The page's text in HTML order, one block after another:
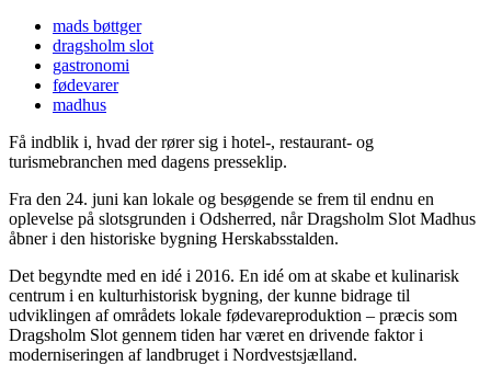
mads bøttger
dragsholm slot
gastronomi
fødevarer
madhus
Få indblik i, hvad der rører sig i hotel-, restaurant- og
turismebranchen med dagens presseklip.
Fra den 24. juni kan lokale og besøgende se frem til endnu en
oplevelse på slotsgrunden i Odsherred, når Dragsholm Slot Madhus
åbner i den historiske bygning Herskabsstalden.
Det begyndte med en idé i 2016. En idé om at skabe et kulinarisk
centrum i en kulturhistorisk bygning, der kunne bidrage til
udviklingen af områdets lokale fødevareproduktion – præcis som
Dragsholm Slot gennem tiden har været en drivende faktor i
moderniseringen af landbruget i Nordvestsjælland.